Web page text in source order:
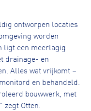
ontworpen locaties
worden
ligt een meerlagig
drainage- en
Alles wat vrijkomt –
en behandeld.
bouwwerk, met
Otten.